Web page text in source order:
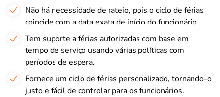
Não há necessidade de rateio, pois o ciclo de férias
coincide com a data exata de início do funcionário.
Tem suporte a férias autorizadas com base em
tempo de serviço usando várias políticas com
períodos de espera.
Fornece um ciclo de férias personalizado, tornando-o
justo e fácil de controlar para os funcionários.